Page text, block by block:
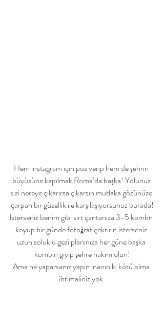
Hem instagram için poz verip hem de şehrin
büyüsüne kapılmak Roma’da başka! Yolunuz
sizi nereye çıkarırsa çıkarsın mutlaka gözünüze
çarpan bir güzellik ile karşılaşıyorsunuz burada!
İsterseniz benim gibi sırt çantanıza 3-5 kombn
koyup bir günde fotoğraf çektirin isterseniz
uzun soluklu gezi planınıza her güne başka
kombin giyip şehre hakim olun!
Ama ne yaparsanız yapın inanın ki kötü olma
ihtimaliniz yok.